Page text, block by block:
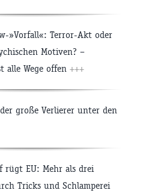
»Vorfall«: Terror-Akt oder
Motiven? –
alle Wege offen +++
große Verlierer unter den
rügt EU: Mehr als drei
Tricks und Schlamperei